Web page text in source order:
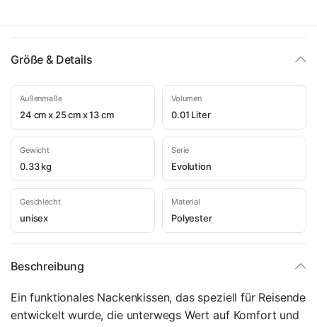
Größe & Details
Außenmaße
24 cm x 25 cm x 13 cm
Volumen
0.01 Liter
Gewicht
0.33 kg
Serie
Evolution
Geschlecht
unisex
Material
Polyester
Beschreibung
Ein funktionales Nackenkissen, das speziell für Reisende
entwickelt wurde, die unterwegs Wert auf Komfort und